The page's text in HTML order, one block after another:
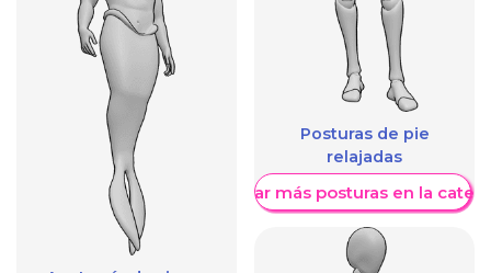
Posturas de pie
relajadas
Mostrar más posturas en la